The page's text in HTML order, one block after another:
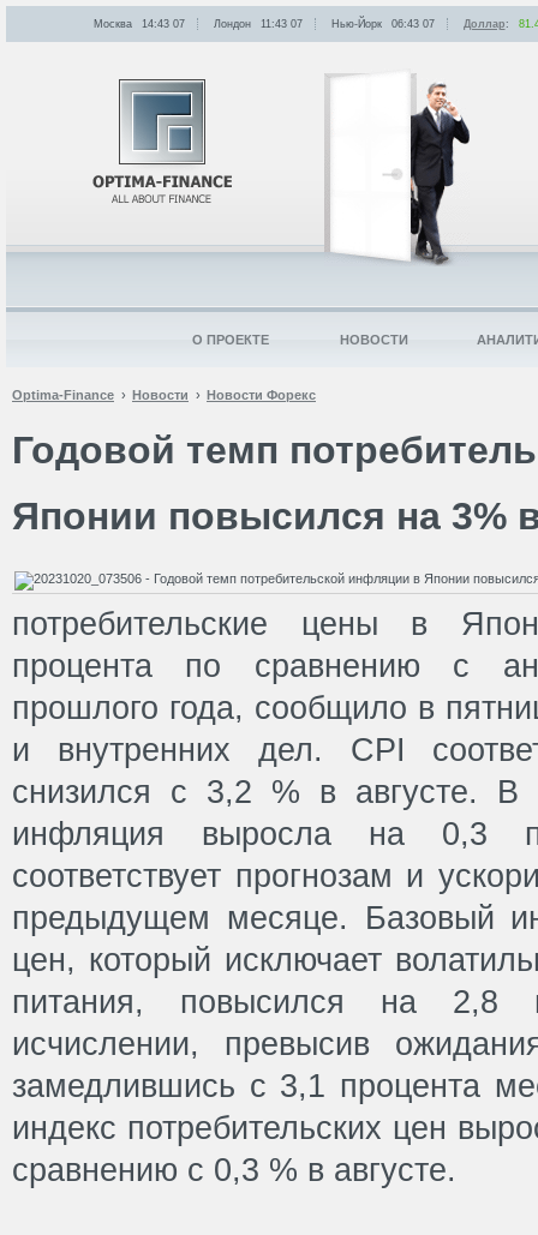
Optima-Finance Новости Новости Форекс
Годовой темп
Японии повысился на 3%
потребительские цены в
процента по сравнению с
прошлого года, сообщило в
и внутренних дел. CPI
снизился с 3,2 % в августе. В
инфляция выросла на 0,3
соответствует прогнозам и
предыдущем месяце. Базовый
цен, который исключает
питания, повысился на 2,8
исчислении, превысив
замедлившись с 3,1 процента
индекс потребительских цен
сравнению с 0,3 % в августе.
Москва 14:43: 07 Лондон 11:43: 07 Нью-Йорк 06:43: 07 Доллар:
О ПРОЕКТЕ НОВОСТИ